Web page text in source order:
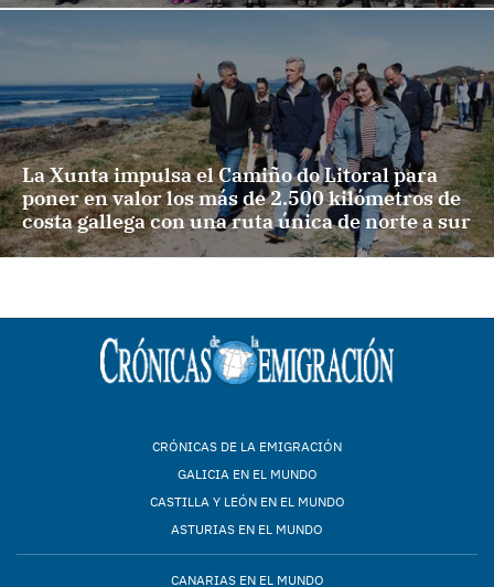
La Xunta impulsa el Camiño do Litoral para
poner en valor los más de 2.500 kilómetros de
costa gallega con una ruta única de norte a sur
CRÓNICAS DE LA EMIGRACIÓN
GALICIA EN EL MUNDO
CASTILLA Y LEÓN EN EL MUNDO
ASTURIAS EN EL MUNDO
CANARIAS EN EL MUNDO